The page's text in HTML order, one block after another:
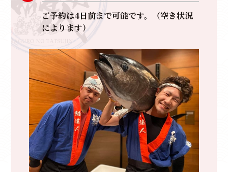
ご予約は4日前まで可能です。（空き状況
によります）